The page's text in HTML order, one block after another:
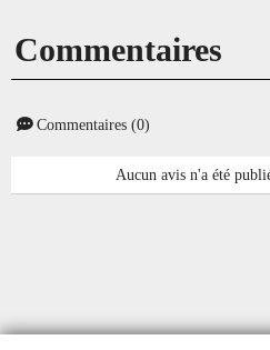
Commentaires
Commentaires (0)
Aucun avis n'a été